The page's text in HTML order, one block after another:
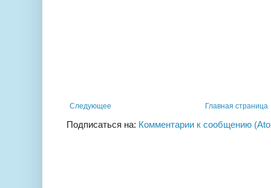
Следующее Главная страница
Подписаться на: Комментарии к сообщению